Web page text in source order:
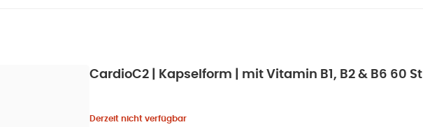
CardioC2 | Kapselform | mit Vitamin B1, B2 & B6 60 St
Derzeit nicht verfügbar